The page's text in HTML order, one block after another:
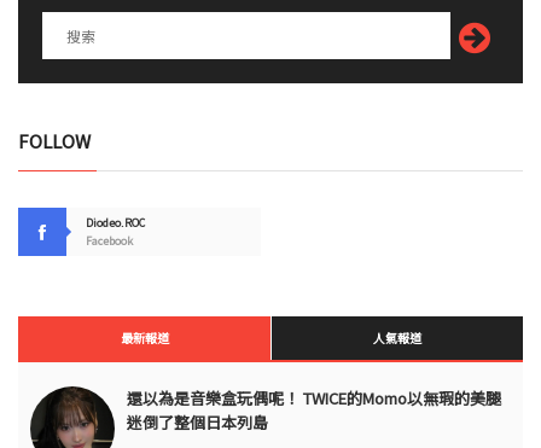
FOLLOW
Diodeo.ROC
Facebook
最新報道 人氣報道
還以為是音樂盒玩偶呢！ TWICE的Momo以無瑕的美腿
迷倒了整個日本列島